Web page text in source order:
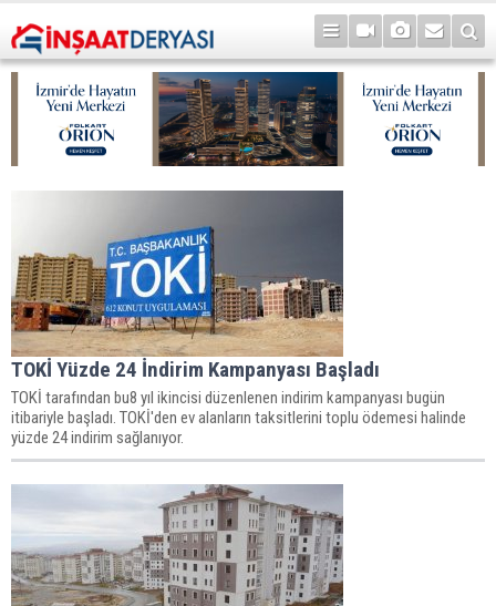
TOKİ Yüzde 24 İndirim Kampanyası Başladı
TOKİ tarafından bu8 yıl ikincisi düzenlenen indirim kampanyası bugün
itibariyle başladı. TOKİ'den ev alanların taksitlerini toplu ödemesi halinde
yüzde 24 indirim sağlanıyor.